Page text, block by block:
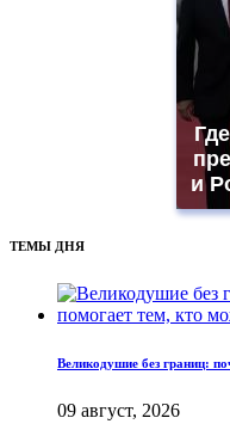
и
ТЕМЫ ДНЯ
Великодушие без границ:
09 август, 2026